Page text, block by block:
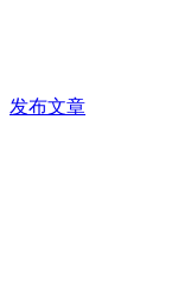
发布文章